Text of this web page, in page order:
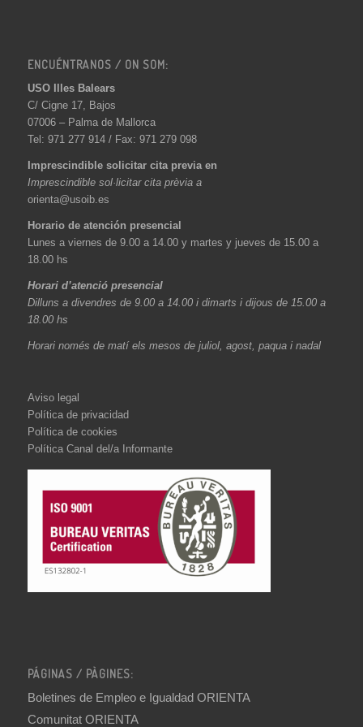
ENCUÉNTRANOS / ON SOM:
USO Illes Balears
C/ Cigne 17, Bajos
07006 – Palma de Mallorca
Tel: 971 277 914 / Fax: 971 279 098
Imprescindible solicitar cita previa en
Imprescindible sol·licitar cita prèvia a
orienta@usoib.es
Horario de atención presencial
Lunes a viernes de 9.00 a 14.00 y martes y jueves de 15.00 a
18.00 hs
Horari d’atenció presencial
Dilluns a divendres de 9.00 a 14.00 i dimarts i dijous de 15.00 a
18.00 hs
Horari només de matí els mesos de juliol, agost, paqua i nadal
Aviso legal
Política de privacidad
Política de cookies
Política Canal del/a Informante
PÁGINAS / PÀGINES:
Boletines de Empleo e Igualdad ORIENTA
Comunitat ORIENTA